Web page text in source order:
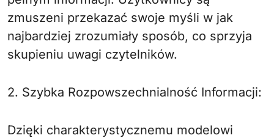
zmuszeni przekazać swoje myśli w jak
najbardziej zrozumiały sposób, co sprzyja
skupieniu uwagi czytelników.
2. Szybka Rozpowszechnialność Informacji:
Dzięki charakterystycznemu modelowi